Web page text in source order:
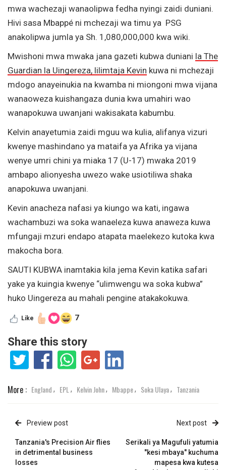
mwa wachezaji wanaolipwa fedha nyingi zaidi duniani.
Hivi sasa Mbappé ni mchezaji wa timu ya PSG
anakolipwa jumla ya Sh. 1,080,000,000 kwa wiki.
Mwishoni mwa mwaka jana gazeti kubwa duniani la The
Guardian la Uingereza, lilimtaja Kevin kuwa ni mchezaji
mdogo anayeinukia na kwamba ni miongoni mwa vijana
wanaoweza kuishangaza dunia kwa umahiri wao
wanapokuwa uwanjani wakisakata kabumbu.
Kelvin anayetumia zaidi mguu wa kulia, alifanya vizuri
kwenye mashindano ya mataifa ya Afrika ya vijana
wenye umri chini ya miaka 17 (U-17) mwaka 2019
ambapo alionyesha uwezo wake usiotiliwa shaka
anapokuwa uwanjani.
Kevin anacheza nafasi ya kiungo wa kati, ingawa
wachambuzi wa soka wanaeleza kuwa anaweza kuwa
mfungaji mzuri endapo atapata maelekezo kutoka kwa
makocha bora.
SAUTI KUBWA inamtakia kila jema Kevin katika safari
yake ya kuingia kwenye “ulimwengu wa soka kubwa”
huko Uingereza au mahali pengine atakakokuwa.
Like 7
Share this story
More : England , EPL , Kelvin John, Mbappe, Soka Ulaya, Tanzania
Preview post
Tanzania's Precision Air flies
in detrimental business
losses
Next post
Serikali ya Magufuli yatumia
"kesi mbaya" kuchuma
mapesa kwa kutesa